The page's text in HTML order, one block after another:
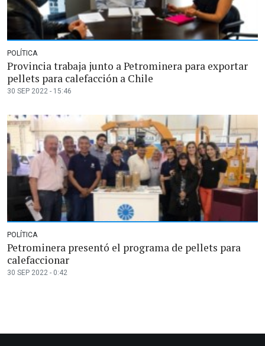
POLÍTICA
Provincia trabaja junto a Petrominera para exportar
pellets para calefacción a Chile
30 SEP 2022 - 15:46
POLÍTICA
Petrominera presentó el programa de pellets para
calefaccionar
30 SEP 2022 - 0:42